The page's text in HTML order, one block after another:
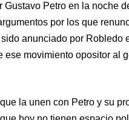
Petro en la noche
por los que
anunciado por Robledo
movimiento opositor al
la unen con Petro y su